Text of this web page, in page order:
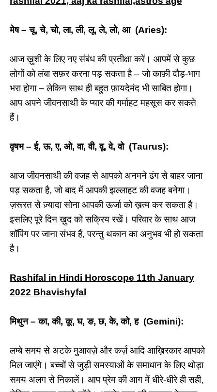
मेष – चू, चे, चो, ला, ली, लू, ले, लो, आ (Aries):
आज ख़ुशी के लिए नए संबंध की प्रतीक्षा करें। आपमें से कुछ
लोगों को लंबा सफ़र करना पड़ सकता है – जो काफ़ी दौड़-भाग
भरा होगा – लेकिन साथ ही बहुत फ़ायदेमंद भी साबित होगा।
आप अपने जीवनसाथी के प्यार की गर्माहट महसूस कर सकते
हैं।
वृषभ – ई, ऊ, ए, ओ, वा, वी, वू, वे, वो (Taurus):
आज जीवनसाथी की वजह से आपको अनमने ढंग से बाहर जाना
पड़ सकता है, जो बाद में आपकी झल्लाहट की वजह बनेगा।
ज़रूरत से ज़्यादा सोना आपकी ऊर्जा को ख़त्म कर सकता है।
इसलिए पूरे दिन ख़ुद को सक्रिय रखें। परिवार के साथ आज
शॉपिंग पर जाना संभव हैं, परन्तु थकान का अनुभव भी हो सकता
है।
Rashifal in Hindi Horoscope 11th January
2022 Bhavishyfal
मिथुन – का, की, कू, घ, ङ, छ, के, को, ह (Gemini):
लम्बे समय से अटके मुआवज़े और कर्ज़ आदि आख़िरकार आपको
मिल जाएंगे। बच्चों से जुड़ी समस्याओं के समाधान के लिए थोड़ा
समय अलग से निकालें। आप प्रेम की आग में धीरे-धीरे ही सही,